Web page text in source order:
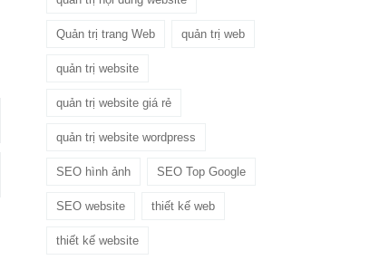
Quản trị trang Web quản trị web
quản trị website
quản trị website giá rẻ
quản trị website wordpress
SEO hình ảnh SEO Top Google
SEO website thiết kế web
thiết kế website